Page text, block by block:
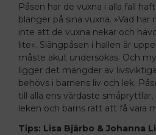
Påsen har de vuxna i alla fall
blänger på sina vuxna. »Vad
inte att de vuxna nekar och
lite«. Slängpåsen i hallen är
måste akut undersökas. Och
ligger det mängder av
behövs i barnens liv och lek.
till alla ens värdaste
leken och barns rätt att få vara
Tips: Lisa Bjärbo & Johanna